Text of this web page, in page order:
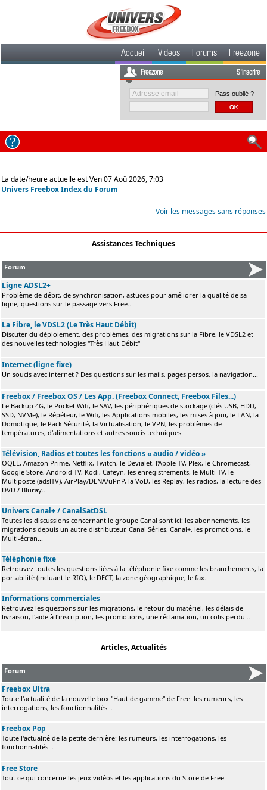
Accueil Videos Forums Freezone
Freezone S'inscrire
Pass oublié ?
La date/heure actuelle est Ven 07 Aoû 2026, 7:03
Univers Freebox Index du Forum
Voir les messages sans réponses
Assistances Techniques
Forum
Ligne ADSL2+
Problème de débit, de synchronisation, astuces pour améliorer la qualité de sa
ligne, questions sur le passage vers Free...
La Fibre, le VDSL2 (Le Très Haut Débit)
Discuter du déploiement, des problèmes, des migrations sur la Fibre, le VDSL2 et
des nouvelles technologies "Très Haut Débit"
Internet (ligne fixe)
Un soucis avec internet ? Des questions sur les mails, pages persos, la navigation...
Freebox / Freebox OS / Les App. (Freebox Connect, Freebox Files...)
Le Backup 4G, le Pocket Wifi, le SAV, les périphériques de stockage (clés USB, HDD,
SSD, NVMe), le Répéteur, le Wifi, les Applications mobiles, les mises à jour, le LAN, la
Domotique, le Pack Sécurité, la Virtualisation, le VPN, les problèmes de
températures, d'alimentations et autres soucis techniques
Télévision, Radios et toutes les fonctions « audio / vidéo »
OQEE, Amazon Prime, Netflix, Twitch, le Devialet, l'Apple TV, Plex, le Chromecast,
Google Store, Android TV, Kodi, Cafeyn, les enregistrements, le Multi TV, le
Multiposte (adslTV), AirPlay/DLNA/uPnP, la VoD, les Replay, les radios, la lecture des
DVD / Bluray...
Univers Canal+ / CanalSatDSL
Toutes les discussions concernant le groupe Canal sont ici: les abonnements, les
migrations depuis un autre distributeur, Canal Séries, Canal+, les promotions, le
Multi-écran...
Téléphonie fixe
Retrouvez toutes les questions liées à la téléphonie fixe comme les branchements, la
portabilité (incluant le RIO), le DECT, la zone géographique, le fax...
Informations commerciales
Retrouvez les questions sur les migrations, le retour du matériel, les délais de
livraison, l'aide à l'inscription, les promotions, une réclamation, un colis perdu...
Articles, Actualités
Forum
Freebox Ultra
Toute l'actualité de la nouvelle box "Haut de gamme" de Free: les rumeurs, les
interrogations, les fonctionnalités...
Freebox Pop
Toute l'actualité de la petite dernière: les rumeurs, les interrogations, les
fonctionnalités...
Free Store
Tout ce qui concerne les jeux vidéos et les applications du Store de Free